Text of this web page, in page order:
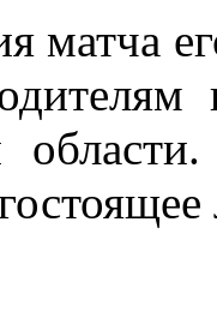
матча